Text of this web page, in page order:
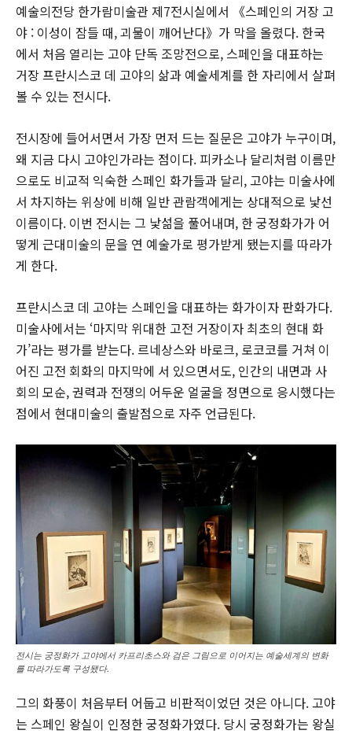
예술의전당 한가람미술관 제7전시실에서 《스페인의 거장 고
야 : 이성이 잠들 때, 괴물이 깨어난다》가 막을 올렸다. 한국
에서 처음 열리는 고야 단독 조망전으로, 스페인을 대표하는
거장 프란시스코 데 고야의 삶과 예술세계를 한 자리에서 살펴
볼 수 있는 전시다.
전시장에 들어서면서 가장 먼저 드는 질문은 고야가 누구이며,
왜 지금 다시 고야인가라는 점이다. 피카소나 달리처럼 이름만
으로도 비교적 익숙한 스페인 화가들과 달리, 고야는 미술사에
서 차지하는 위상에 비해 일반 관람객에게는 상대적으로 낯선
이름이다. 이번 전시는 그 낯섦을 풀어내며, 한 궁정화가가 어
떻게 근대미술의 문을 연 예술가로 평가받게 됐는지를 따라가
게 한다.
프란시스코 데 고야는 스페인을 대표하는 화가이자 판화가다.
미술사에서는 ‘마지막 위대한 고전 거장이자 최초의 현대 화
가’라는 평가를 받는다. 르네상스와 바로크, 로코코를 거쳐 이
어진 고전 회화의 마지막에 서 있으면서도, 인간의 내면과 사
회의 모순, 권력과 전쟁의 어두운 얼굴을 정면으로 응시했다는
점에서 현대미술의 출발점으로 자주 언급된다.
전시는 궁정화가 고야에서 카프리초스와 검은 그림으로 이어지는 예술세계의 변화
를 따라가도록 구성됐다.
그의 화풍이 처음부터 어둡고 비판적이었던 것은 아니다. 고야
는 스페인 왕실이 인정한 궁정화가였다. 당시 궁정화가는 왕실